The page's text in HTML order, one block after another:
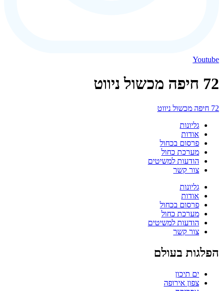
Youtube
72 חיפה מכשול ניווט
72 חיפה מכשול ניווט
גליונות
אודות
פרסום בכחול
מערכת כחול
הודעות למשיטים
צור קשר
גליונות
אודות
פרסום בכחול
מערכת כחול
הודעות למשיטים
צור קשר
הפלגות בעולם
ים תיכון
צפון אירופה